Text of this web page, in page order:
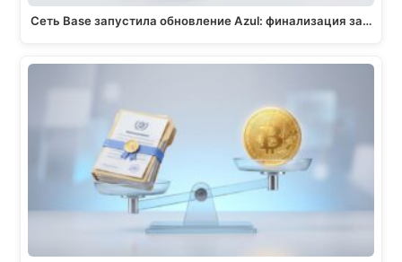
Сеть Base запустила обновление Azul: финализация за…